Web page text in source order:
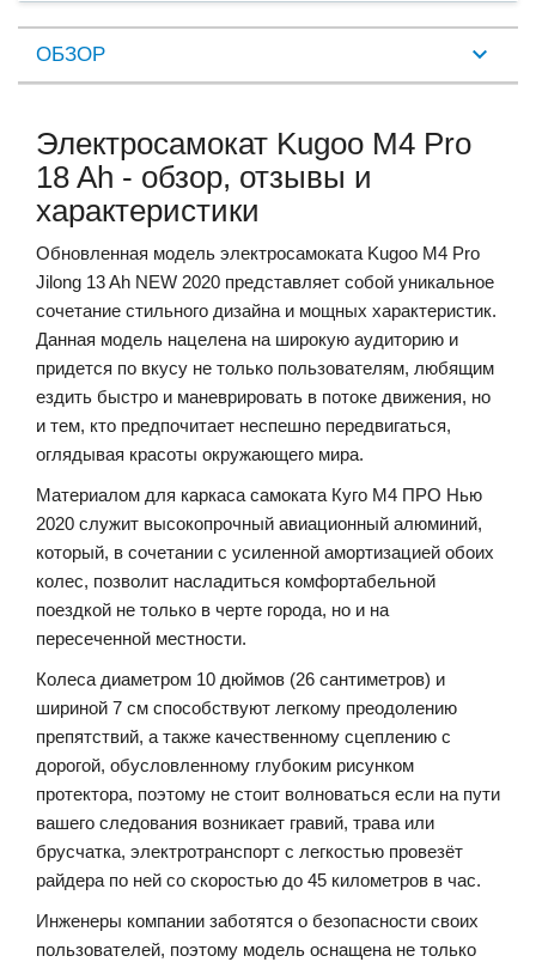
ОБЗОР
Электросамокат Kugoo M4 Pro
18 Ah - обзор, отзывы и
характеристики
Обновленная модель электросамоката Kugoo M4 Pro
Jilong 13 Ah NEW 2020 представляет собой уникальное
сочетание стильного дизайна и мощных характеристик.
Данная модель нацелена на широкую аудиторию и
придется по вкусу не только пользователям, любящим
ездить быстро и маневрировать в потоке движения, но
и тем, кто предпочитает неспешно передвигаться,
оглядывая красоты окружающего мира.
Материалом для каркаса самоката Куго М4 ПРО Нью
2020 служит высокопрочный авиационный алюминий,
который, в сочетании с усиленной амортизацией обоих
колес, позволит насладиться комфортабельной
поездкой не только в черте города, но и на
пересеченной местности.
Колеса диаметром 10 дюймов (26 сантиметров) и
шириной 7 см способствуют легкому преодолению
препятствий, а также качественному сцеплению с
дорогой, обусловленному глубоким рисунком
протектора, поэтому не стоит волноваться если на пути
вашего следования возникает гравий, трава или
брусчатка, электротранспорт с легкостью провезёт
райдера по ней со скоростью до 45 километров в час.
Инженеры компании заботятся о безопасности своих
пользователей, поэтому модель оснащена не только